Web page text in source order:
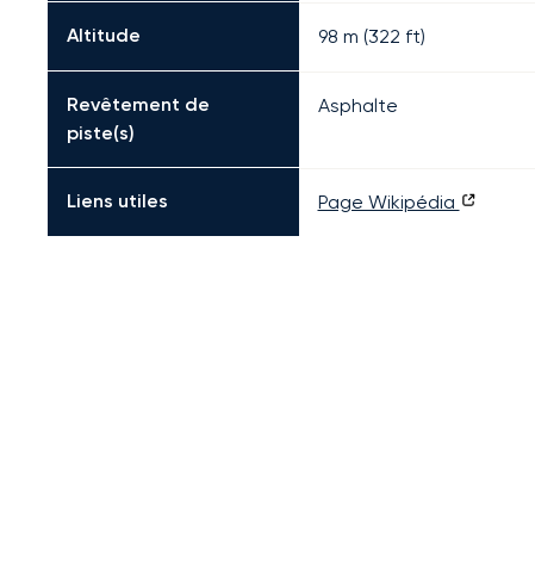
Altitude 98 m (322 ft)
Revêtement de
piste(s)
Asphalte
Liens utiles Page Wikipédia